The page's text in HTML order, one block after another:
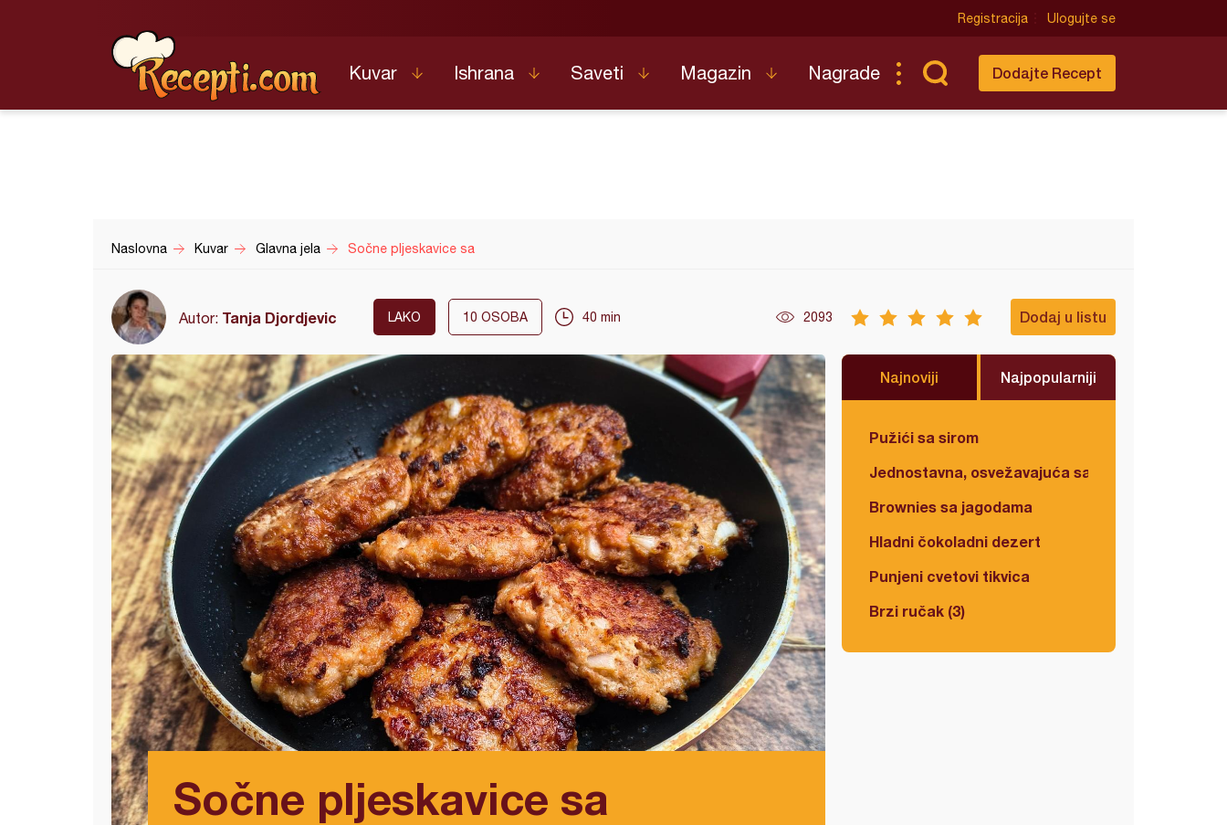
Registracija Ulogujte se
Kuvar Ishrana Saveti Magazin Nagrade Dodajte Recept
Naslovna Kuvar Glavna jela Sočne pljeskavice sa
Autor: Tanja Djordjevic LAKO 10 OSOBA 40 min 2093 Dodaj u listu
Sočne pljeskavice sa
Najnoviji Najpopularniji
Pužići sa sirom
Jednostavna, osvežavajuća salata
Brownies sa jagodama
Hladni čokoladni dezert
Punjeni cvetovi tikvica
Brzi ručak (3)